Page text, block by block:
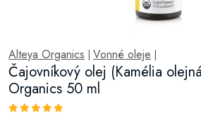
Alteya Organics Vonné oleje
Čajovníkový olej (Kamélia
Organics 50 ml